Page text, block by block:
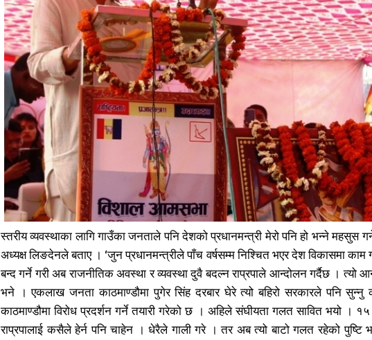
काबिलखबर एफएम सुन्नुहोस
उज्यालो एफएम सुन्नुहोस
काबिल-खबर टिभी
समाचार 1080
मधेश 215
विज्ञापनको लागि
Share
काबिलखबर एफएम सुन्नुहोस
उज्यालो एफएम सुन्नुहोस
काबिल-खबर टिभी
समाचार 1080
मधेश 215
विज्ञापनको लागि
Share
स्तरीय व्यवस्थाका लागि गाउँका जनताले पनि देशको प्रधानमन्त्री मेरो पनि हो भन्ने महसुस गर्ने
अध्यक्ष लिङदेनले बताए । ‘जुन प्रधानमन्त्रीले पाँच वर्षसम्म निश्चित भएर देश विकासमा
बन्द गर्ने गरी अब राजनीतिक अवस्था र व्यवस्था दुवै बदल्न राप्रपाले आन्दोलन गर्दैछ ।
भने । एकलाख जनता काठमाण्डौमा पुगेर सिंह दरबार घेरे त्यो बहिरो सरकारले पनि
काठमाण्डौमा विरोध प्रदर्शन गर्ने तयारी गरेको छ । अहिले संघीयता गलत सावित भयो
राप्रपालाई कसैले हेर्न पनि चाहेन । धेरैले गाली गरे । तर अब त्यो बाटो गलत रहेको पुष्टि